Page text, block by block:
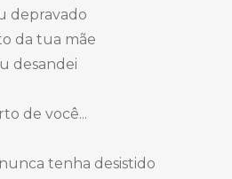
depravado
da tua mãe
desandei
de você...
tenha desistido